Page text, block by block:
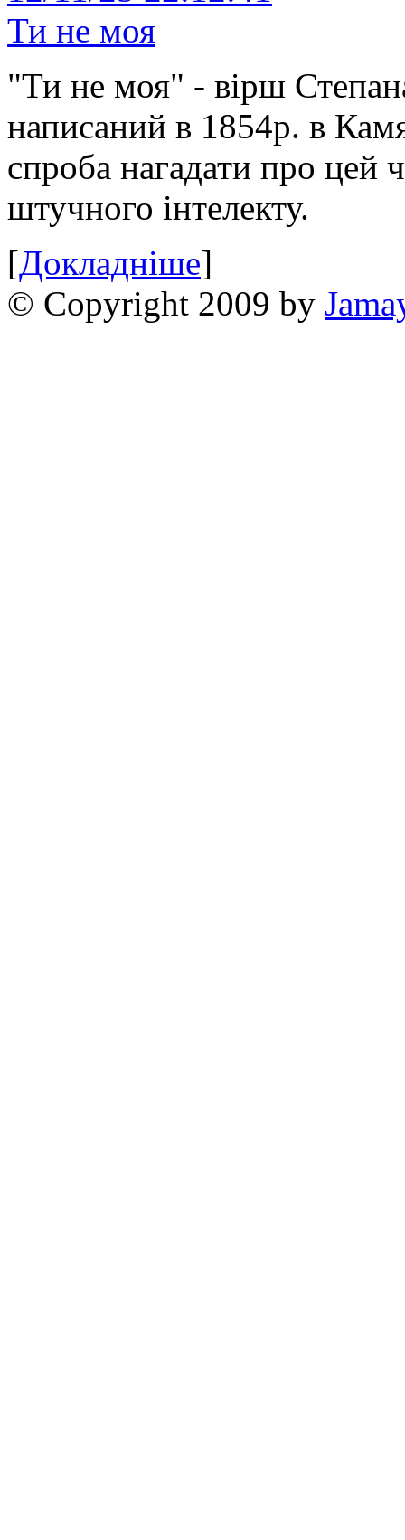
Ти не моя
"Ти не моя" - вірш
написаний в 1854р. в
спроба нагадати про цей
штучного інтелекту.
[Докладніше]
© Copyright 2009 by